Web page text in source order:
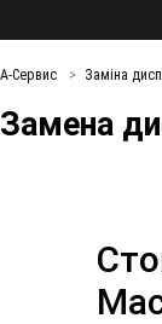
А-Сервис Заміна
Замена